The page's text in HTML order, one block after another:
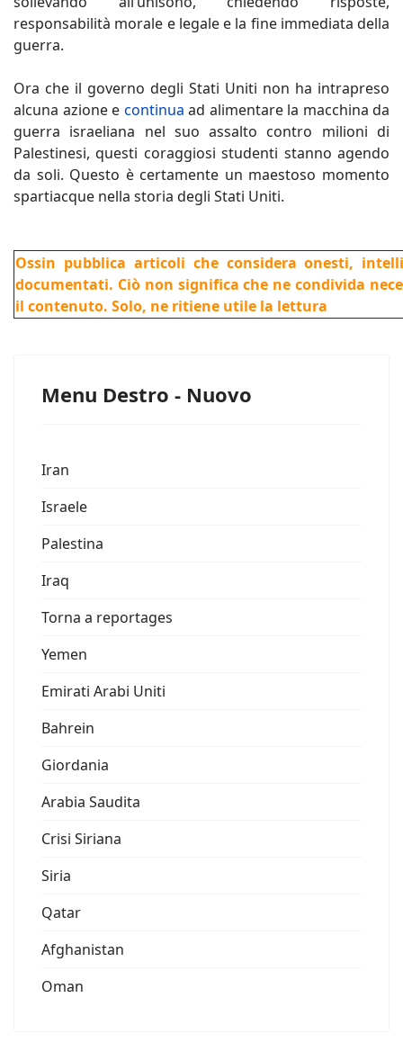
responsabilità morale e legale e la fine immediata della
guerra.
Ora che il governo degli Stati Uniti non ha intrapreso
alcuna azione e continua ad alimentare la macchina da
guerra israeliana nel suo assalto contro milioni di
Palestinesi, questi coraggiosi studenti stanno agendo
da soli. Questo è certamente un maestoso momento
spartiacque nella storia degli Stati Uniti.
Ossin pubblica articoli che considera onesti,
documentati. Ciò non significa che ne condivida
il contenuto. Solo, ne ritiene utile la lettura
Menu Destro - Nuovo
Iran
Israele
Palestina
Iraq
Torna a reportages
Yemen
Emirati Arabi Uniti
Bahrein
Giordania
Arabia Saudita
Crisi Siriana
Siria
Qatar
Afghanistan
Oman